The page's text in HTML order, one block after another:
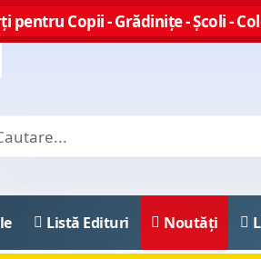
pentru Copii - Grădinițe - Școli -
Listă Edituri Noutăți